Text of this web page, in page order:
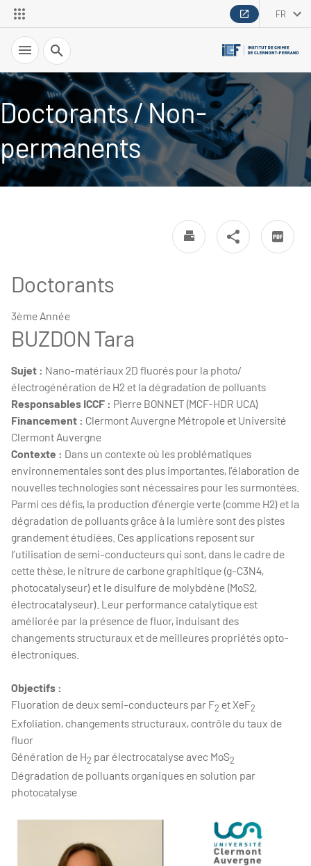
FR
Recherche
Doctorants / Non-
permanents
Doctorants
3ème Année
BUZDON Tara
Sujet : Nano-matériaux 2D fluorés pour la photo/
électrogénération de H2 et la dégradation de polluants
Responsables ICCF : Pierre BONNET (MCF-HDR UCA)
Financement : Clermont Auvergne Métropole et Université
Clermont Auvergne
Contexte : Dans un contexte où les problématiques
environnementales sont des plus importantes, l’élaboration de
nouvelles technologies sont nécessaires pour les surmontées.
Parmi ces défis, la production d’énergie verte (comme H2) et la
dégradation de polluants grâce à la lumière sont des pistes
grandement étudiées. Ces applications reposent sur
l’utilisation de semi-conducteurs qui sont, dans le cadre de
cette thèse, le nitrure de carbone graphitique (g-C3N4,
photocatalyseur) et le disulfure de molybdène (MoS2,
électrocatalyseur). Leur performance catalytique est
améliorée par la présence de fluor, induisant des
changements structuraux et de meilleures propriétés opto-
électroniques.
Objectifs :
Fluoration de deux semi-conducteurs par F2 et XeF2
Exfoliation, changements structuraux, contrôle du taux de
fluor
Génération de H2 par électrocatalyse avec MoS2
Dégradation de polluants organiques en solution par
photocatalyse